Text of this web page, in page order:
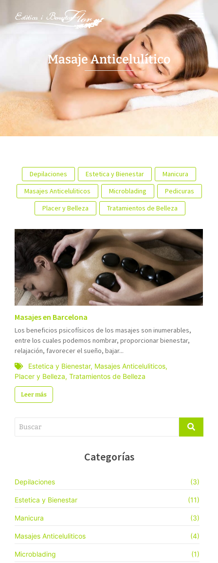
Masaje Anticelulítico
Depilaciones Estetica y Bienestar
Manicura
Masajes Anticeluliticos
Microblading
Pedicuras
Placer y Belleza
Tratamientos de Belleza
Masajes en Barcelona
Los beneficios psicofísicos de los masajes son inumerables,
entre los cuales podemos nombrar, proporcionar bienestar,
relajación, favorecer el sueño, bajar...
Estetica y Bienestar, Masajes Anticeluliticos,
Placer y Belleza, Tratamientos de Belleza
Leer más
Categorías
Depilaciones (3)
Estetica y Bienestar (11)
Manicura (3)
Masajes Anticeluliticos (4)
Microblading (1)